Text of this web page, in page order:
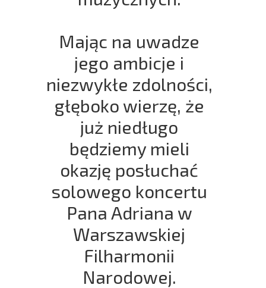
Mając na uwadze
jego ambicje i
niezwykłe zdolności,
głęboko wierzę, że
już niedługo
będziemy mieli
okazję posłuchać
solowego koncertu
Pana Adriana w
Warszawskiej
Filharmonii
Narodowej.